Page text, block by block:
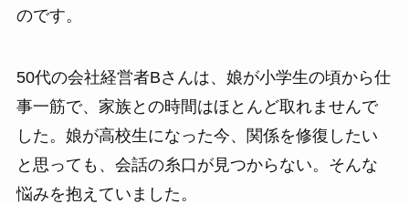
のです。
50代の会社経営者Bさんは、娘が小学生の頃から仕
事一筋で、家族との時間はほとんど取れませんで
した。娘が高校生になった今、関係を修復したい
と思っても、会話の糸口が見つからない。そんな
悩みを抱えていました。